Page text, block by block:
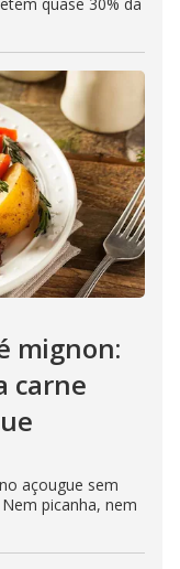
mignon:
carne
açougue sem
picanha, nem